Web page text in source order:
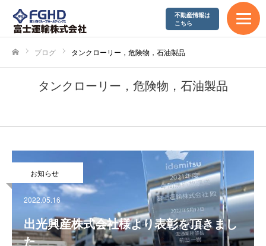
エコアクション21
やまぐち健康経営企業
採用情報
募集要項
富士運輸が求める人材
先輩社員の声
ブログ タンクローリー，危険物，石油製品
タンクローリー，危険物，石油製品
お知らせ
2022.05.16
出光興産株式会社様より表彰を頂きまし
た
不動産情報は
こちら